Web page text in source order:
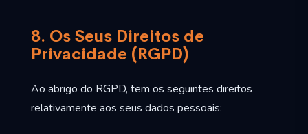
8. Os Seus Direitos de
Privacidade (RGPD)
Ao abrigo do RGPD, tem os seguintes direitos
relativamente aos seus dados pessoais: